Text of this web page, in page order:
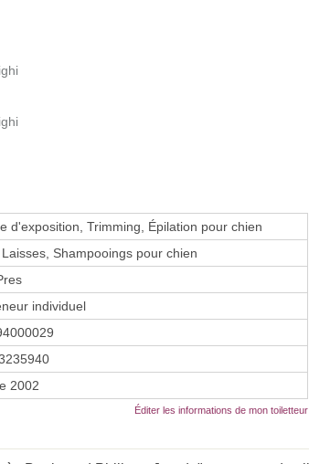
d'exposition, Trimming, Épilation pour chien
Shampooings pour chien
individuel
2002
Éditer les informations de mon toiletteur